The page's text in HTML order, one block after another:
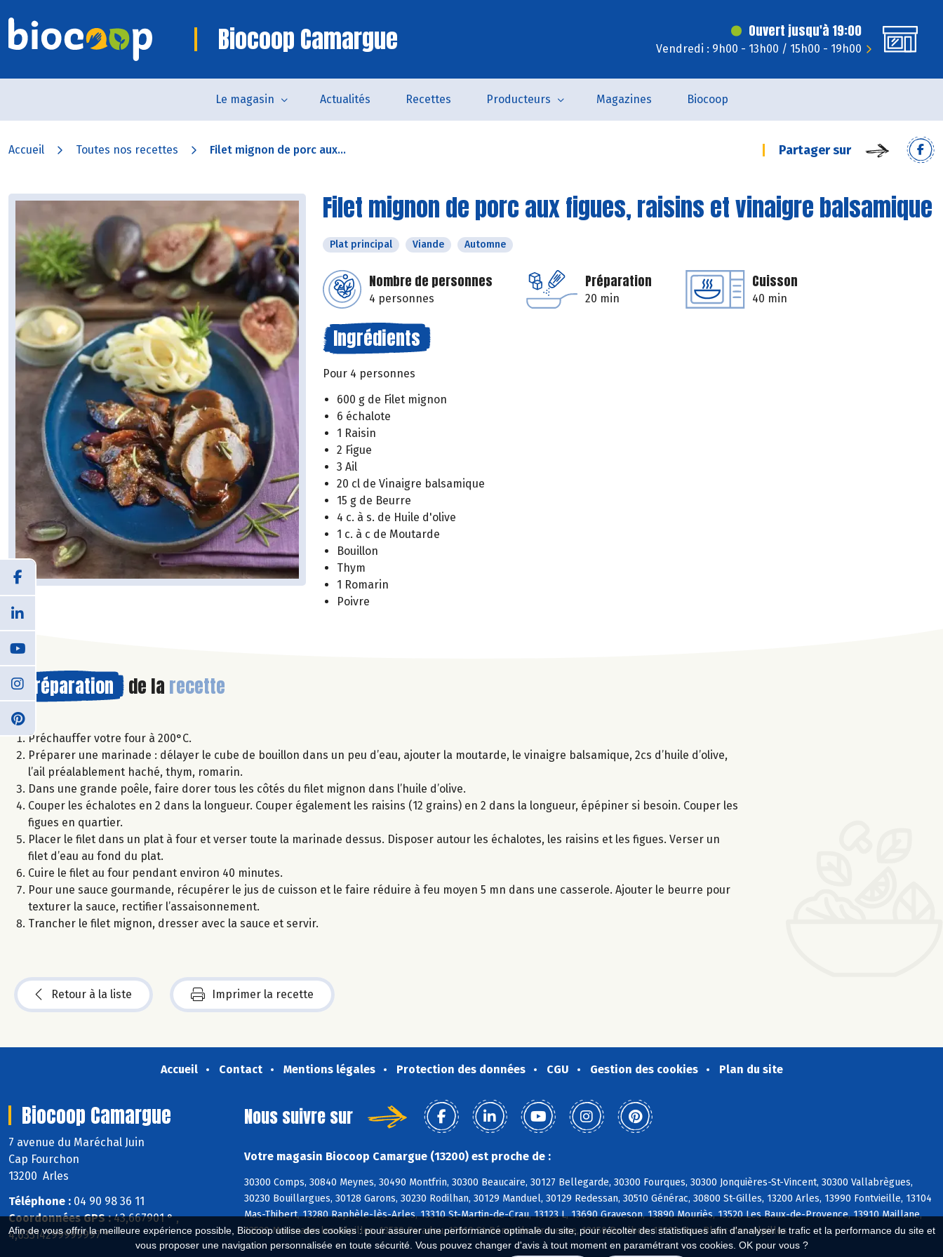
Afin de vous offrir la meilleure expérience possible, Biocoop utilise des cookies : pour assurer une performance optimale du site, pour récolter des statistiques afin d'analyser le trafic et la performance du site et
vous proposer une navigation personnalisée en toute sécurité. Vous pouvez changer d'avis à tout moment en paramétrant vos cookies. OK pour vous ?
Biocoop Camargue Ouvert jusqu'à 19:00
Vendredi : 9h00 - 13h00 / 15h00 - 19h00
Le magasin Actualités Recettes Producteurs Magazines Biocoop
Accueil Toutes nos recettes Filet mignon de porc aux... Partager sur
Filet mignon de porc aux figues, raisins et vinaigre balsamique
Plat principal Viande Automne
Nombre de personnes
4 personnes
Préparation
20 min
Cuisson
40 min
Ingrédients
Pour 4 personnes
600 g de Filet mignon
6 échalote
1 Raisin
2 Figue
3 Ail
20 cl de Vinaigre balsamique
15 g de Beurre
4 c. à s. de Huile d'olive
1 c. à c de Moutarde
Bouillon
Thym
1 Romarin
Poivre
Préparation de la recette
Préchauffer votre four à 200°C.
Préparer une marinade : délayer le cube de bouillon dans un peu d’eau, ajouter la moutarde, le vinaigre balsamique, 2cs d’huile d’olive,
l’ail préalablement haché, thym, romarin.
Dans une grande poêle, faire dorer tous les côtés du filet mignon dans l’huile d’olive.
Couper les échalotes en 2 dans la longueur. Couper également les raisins (12 grains) en 2 dans la longueur, épépiner si besoin. Couper les
figues en quartier.
Placer le filet dans un plat à four et verser toute la marinade dessus. Disposer autour les échalotes, les raisins et les figues. Verser un
filet d’eau au fond du plat.
Cuire le filet au four pendant environ 40 minutes.
Pour une sauce gourmande, récupérer le jus de cuisson et le faire réduire à feu moyen 5 mn dans une casserole. Ajouter le beurre pour
texturer la sauce, rectifier l’assaisonnement.
Trancher le filet mignon, dresser avec la sauce et servir.
Retour à la liste Imprimer la recette
Accueil Contact Mentions légales Protection des données CGU Gestion des cookies Plan du site
Biocoop Camargue
7 avenue du Maréchal Juin
Cap Fourchon
13200 Arles
Téléphone : 04 90 98 36 11
Coordonnées GPS :43,667901 ° ,
4,63514299999997 °
Nous suivre sur
Votre magasin Biocoop Camargue (13200) est proche de :
30300 Comps, 30840 Meynes, 30490 Montfrin, 30300 Beaucaire, 30127 Bellegarde, 30300 Fourques, 30300 Jonquières-St-Vincent, 30300 Vallabrègues,
30230 Bouillargues, 30128 Garons, 30230 Rodilhan, 30129 Manduel, 30129 Redessan, 30510 Générac, 30800 St-Gilles, 13200 Arles, 13990 Fontvieille, 13104
Mas-Thibert, 13280 Raphèle-lès-Arles, 13310 St-Martin-de-Crau, 13123 L, 13690 Graveson, 13890 Mouriès, 13520 Les Baux-de-Provence, 13910 Maillane,
13520 Maussane-les-Alpilles, 13520 Paradou, 13210 St-Rémy-de-Provence, 13150 Boulbon, 13103 Mas-Blanc-des-Alpilles